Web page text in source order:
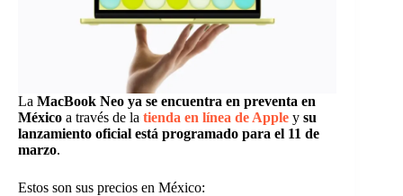
La MacBook Neo ya se encuentra en preventa en
México a través de la tienda en línea de Apple y su
lanzamiento oficial está programado para el 11 de
marzo.
Estos son sus precios en México: